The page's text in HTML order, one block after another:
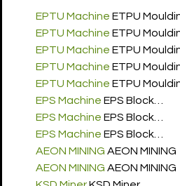
EPTU Machine ETPU
EPTU Machine ETPU
EPTU Machine ETPU
EPTU Machine ETPU
EPTU Machine ETPU
EPS Machine EPS Block…
EPS Machine EPS Block…
EPS Machine EPS Block…
AEON MINING AEON MINING
AEON MINING AEON MINING